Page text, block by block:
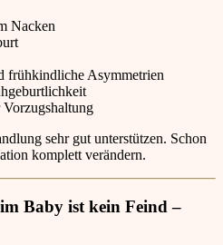
Nacken
frühkindliche Asymmetrien
Vorzugshaltung
sehr gut unterstützen. Schon
komplett verändern.
Baby ist kein Feind –